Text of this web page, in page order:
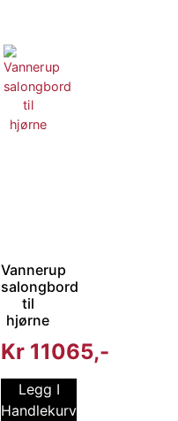
Vannerup
salongbord
til
hjørne
Kr 11065
Legg I
Handlekurv